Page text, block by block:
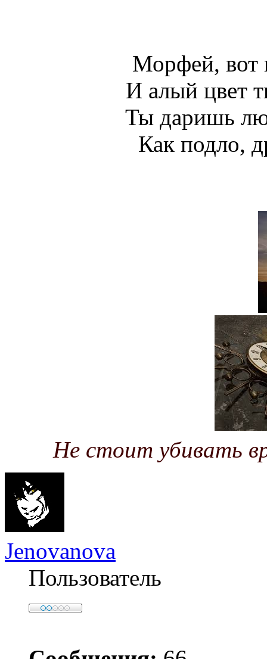
Морфей, вот
И алый цвет
Ты даришь
Как подло,
Не стоит убивать
Jenovanova
Пользователь